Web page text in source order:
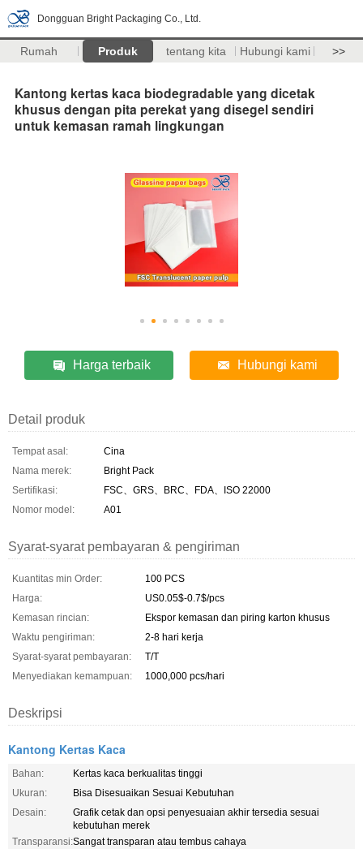
Dongguan Bright Packaging Co., Ltd.
Rumah Produk tentang kita Hubungi kami >>
Kantong kertas kaca biodegradable yang dicetak
khusus dengan pita perekat yang disegel sendiri
untuk kemasan ramah lingkungan
Harga terbaik Hubungi kami
Detail produk
Tempat asal:
Cina
Nama merek:
Bright Pack
Sertifikasi:
FSC、GRS、BRC、FDA、ISO 22000
Nomor model:
A01
Syarat-syarat pembayaran & pengiriman
Kuantitas min Order:
100 PCS
Harga:
US0.05$-0.7$/pcs
Kemasan rincian:
Ekspor kemasan dan piring karton khusus
Waktu pengiriman:
2-8 hari kerja
Syarat-syarat pembayaran:
T/T
Menyediakan kemampuan:
1000,000 pcs/hari
Deskripsi
Kantong Kertas Kaca
Bahan:
Kertas kaca berkualitas tinggi
Ukuran:
Bisa Disesuaikan Sesuai Kebutuhan
Desain:
Grafik cetak dan opsi penyesuaian akhir tersedia sesuai
kebutuhan merek
Transparansi:Sangat transparan atau tembus cahaya